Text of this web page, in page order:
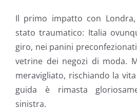
Il primo impatto con
stato traumatico: Italia
giro, nei panini
vetrine dei negozi di moda.
meravigliato, rischiando la
guida è rimasta
sinistra.